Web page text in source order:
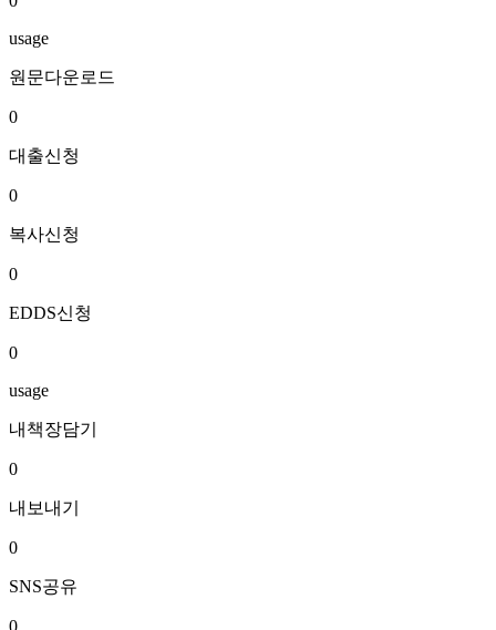
usage
원문다운로드
0
대출신청
0
복사신청
0
EDDS신청
0
usage
내책장담기
0
내보내기
0
SNS공유
0